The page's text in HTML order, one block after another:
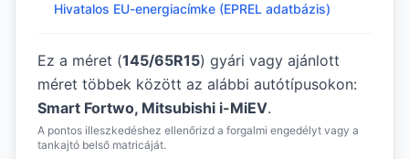
Hivatalos EU-energiacímke (EPREL adatbázis)
Ez a méret (145/65R15) gyári vagy ajánlott
méret többek között az alábbi autótípusokon:
Smart Fortwo, Mitsubishi i-MiEV.
A pontos illeszkedéshez ellenőrizd a forgalmi engedélyt vagy a
tankajtó belső matricáját.